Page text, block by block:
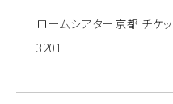
ロームシアター京都 チ
3201